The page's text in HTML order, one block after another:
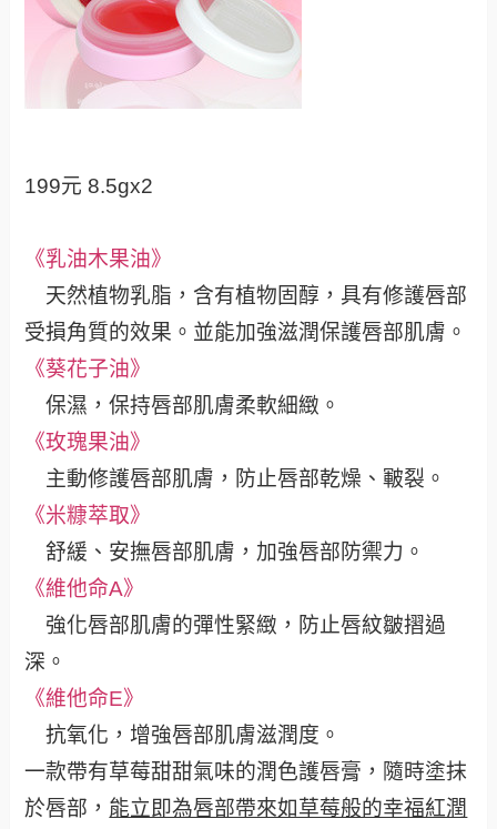
199元 8.5gx2
《乳油木果油》
天然植物乳脂，含有植物固醇，具有修護唇部
受損角質的效果。並能加強滋潤保護唇部肌膚。
《葵花子油》
保濕，保持唇部肌膚柔軟細緻。
《玫瑰果油》
主動修護唇部肌膚，防止唇部乾燥、皸裂。
《米糠萃取》
舒緩、安撫唇部肌膚，加強唇部防禦力。
《維他命A》
強化唇部肌膚的彈性緊緻，防止唇紋皺摺過
深。
《維他命E》
抗氧化，增強唇部肌膚滋潤度。
一款帶有草莓甜甜氣味的潤色護唇膏，隨時塗抹
於唇部， 能立即為唇部帶來如草莓般的幸福紅潤